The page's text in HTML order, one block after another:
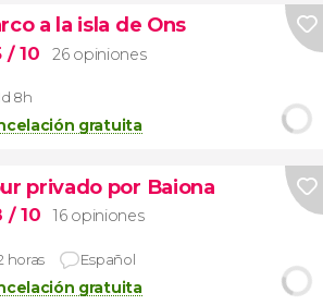
a la isla de Ons
/ 10 26 opiniones
8h
gratuita
privado por Baiona
/ 10 16 opiniones
horas Español
gratuita